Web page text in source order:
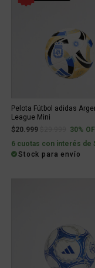
Pelota Fútbol adidas
League Mini
$20.999
Price reduced
to30%
6 cuotas con interés de
Stock para envío